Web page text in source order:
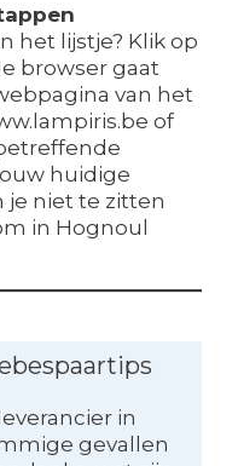
het lijstje? Klik op
browser gaat
van het
of
huidige
je niet te zitten
in Hognoul
in
gevallen